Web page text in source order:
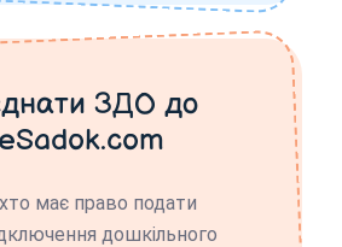
ЗДО до
має право подати
дошкільного